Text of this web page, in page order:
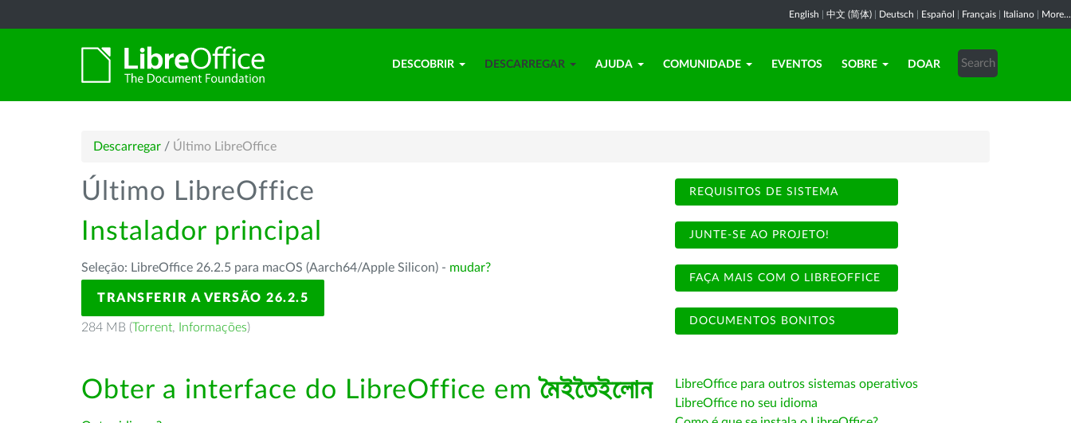
English 中文 (简体) Deutsch Español Français Italiano More...
DESCOBRIR DESCARREGAR AJUDA COMUNIDADE EVENTOS SOBRE DOAR
Descarregar / Último LibreOffice
Último LibreOffice
Instalador principal
Seleção: LibreOffice 26.2.5 para macOS (Aarch64/Apple Silicon) - mudar?
TRANSFERIR A VERSÃO 26.2.5
284 MB (Torrent, Informações)
Obter a interface do LibreOffice emমৈইতৈইলোন
REQUISITOS DE SISTEMA
JUNTE-SE AO PROJETO!
FAÇA MAIS COM O LIBREOFFICE
DOCUMENTOS BONITOS
LibreOffice para outros sistemas operativos
LibreOffice no seu idioma